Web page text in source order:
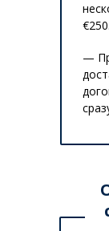
—